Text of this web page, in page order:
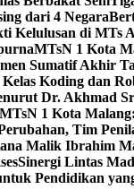
dari 4 Negara
Kelulusan di MTs
MTsN 1 Kota
Sumatif Akhir
Kelas Koding dan
Dr. Akhmad
1 Kota
Tim
Malik Ibrahim
Sinergi Lintas
Pendidikan